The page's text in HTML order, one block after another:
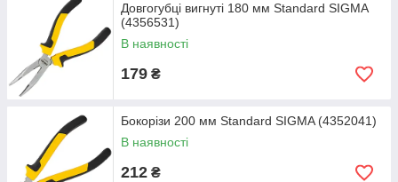
Довгогубці вигнуті 180 мм Standard SIGMA
(4356531)
В наявності
179 ₴
Бокорізи 200 мм Standard SIGMA (4352041)
В наявності
212 ₴